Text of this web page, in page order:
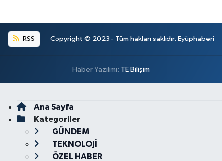
RSS Copyright © 2023 - Tüm hakları saklıdır. Eyüphaberi
Haber Yazılımı: TE Bilişim
Ana Sayfa
Kategoriler
GÜNDEM
TEKNOLOJİ
ÖZEL HABER